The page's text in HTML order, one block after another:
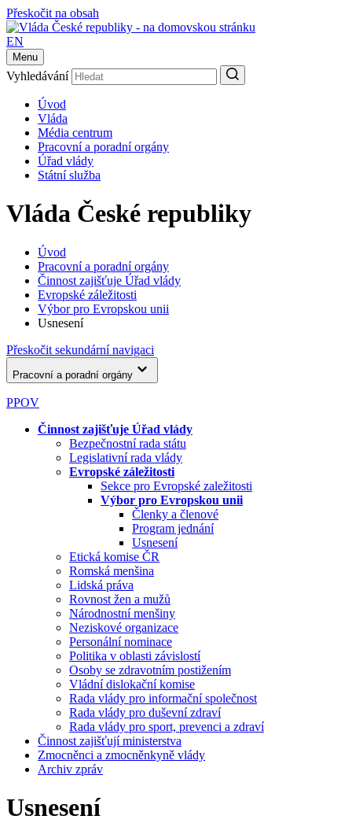
Přeskočit na obsah
EN
Menu
Vyhledávání
Úvod
Vláda
Média centrum
Pracovní a poradní orgány
Úřad vlády
Státní služba
Vláda České republiky
Úvod
Pracovní a poradní orgány
Činnost zajišťuje Úřad vlády
Evropské záležitosti
Výbor pro Evropskou unii
Usnesení
Přeskočit sekundární navigaci
Pracovní a poradní orgány
PPOV
Činnost zajišťuje Úřad vlády
Bezpečnostní rada státu
Legislativní rada vlády
Evropské záležitosti
Sekce pro Evropské zaležitosti
Výbor pro Evropskou unii
Členky a členové
Program jednání
Usnesení
Etická komise ČR
Romská menšina
Lidská práva
Rovnost žen a mužů
Národnostní menšiny
Neziskové organizace
Personální nominace
Politika v oblasti závislostí
Osoby se zdravotním postižením
Vládní dislokační komise
Rada vlády pro informační společnost
Rada vlády pro duševní zdraví
Rada vlády pro sport, prevenci a zdraví
Činnost zajišťují ministerstva
Zmocněnci a zmocněnkyně vlády
Archiv zpráv
Usnesení